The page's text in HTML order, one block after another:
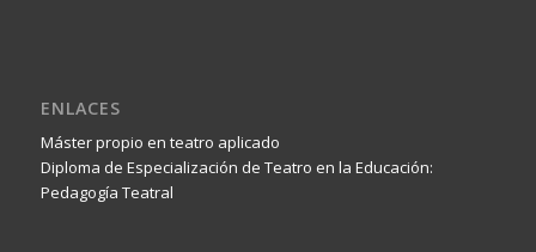
ENLACES
Máster propio en teatro aplicado
Diploma de Especialización de Teatro en la Educación:
Pedagogía Teatral